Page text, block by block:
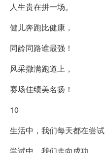
人生贵在拼一场。
健儿奔跑比健康，
同龄同路谁最强！
风采撒满跑道上，
赛场佳绩美名扬！
10
生活中，我们每天都在尝试
尝试中，我们走向成功